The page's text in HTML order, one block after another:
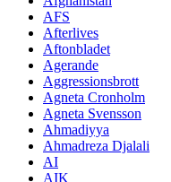
AFS
Afterlives
Aftonbladet
Agerande
Aggressionsbrott
Agneta Cronholm
Agneta Svensson
Ahmadiyya
Ahmadreza Djalali
AI
AIK